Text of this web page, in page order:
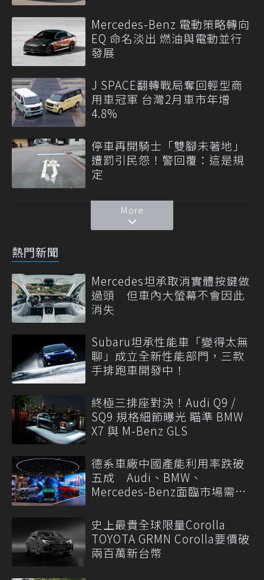
Mercedes-Benz 電動策略轉向
EQ 命名淡出 燃油與電動並行
發展
J SPACE翻轉戰局奪回輕型商
用車冠軍 台灣2月車市年增
4.8%
停車再開騎士「雙腳未著地」
遭罰引民怨！警回覆：這是規
定
More
熱門新聞
Mercedes坦承取消實體按鍵做
過頭 但車內大螢幕不會因此
消失
Subaru坦承性能車「變得太無
聊」成立全新性能部門，三款
手排跑車開發中！
終極三排座對決！Audi Q9 /
SQ9 規格細節曝光 瞄準 BMW
X7 與 M-Benz GLS
德系車廠中國產能利用率跌破
五成 Audi、BMW、
Mercedes-Benz面臨市場需求
史上最貴全球限量Corolla
TOYOTA GRMN Corolla要價破
兩百萬新台幣